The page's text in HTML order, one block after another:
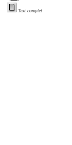
Text complet